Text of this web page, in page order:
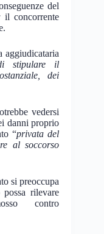
del
il concorrente
aggiudicataria
stipulare il
dei
vedersi
danni proprio
“privata del
al soccorso
si preoccupa
rilevare
contro